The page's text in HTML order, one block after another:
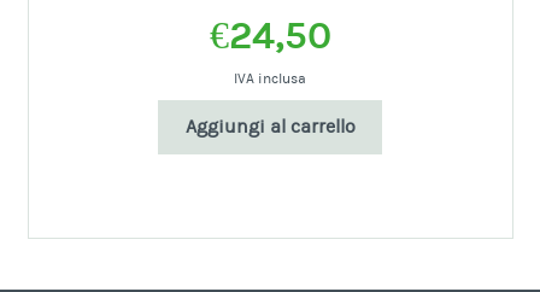
€24,50
IVA inclusa
Aggiungi al carrello